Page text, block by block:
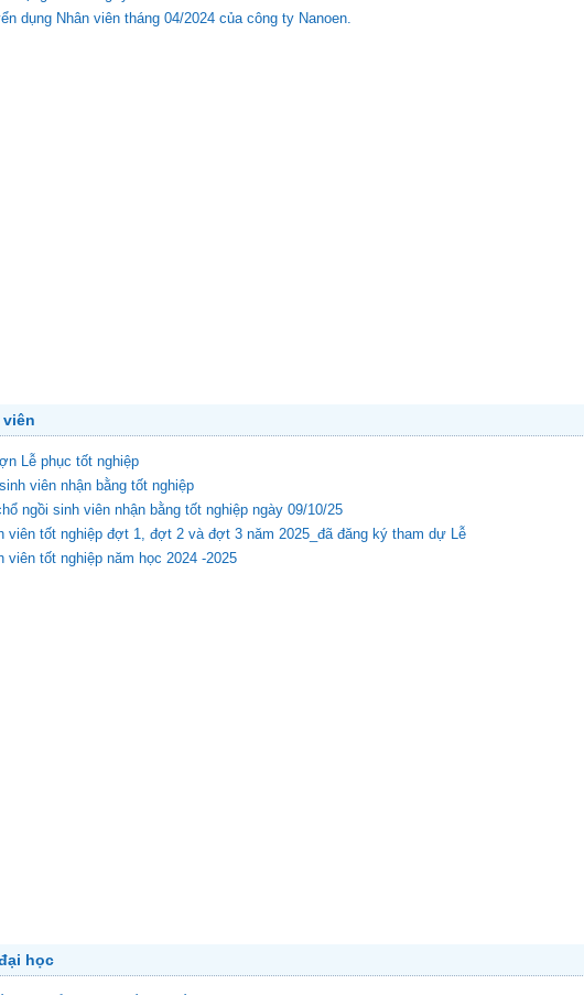
dụng Nhân viên tháng 04/2024 của công ty Nanoen.
Lễ phục tốt nghiệp
viên nhận bằng tốt nghiệp
ngồi sinh viên nhận bằng tốt nghiệp ngày 09/10/25
viên tốt nghiệp đợt 1, đợt 2 và đợt 3 năm 2025_đã đăng ký tham dự Lễ
viên tốt nghiệp năm học 2024 -2025
học